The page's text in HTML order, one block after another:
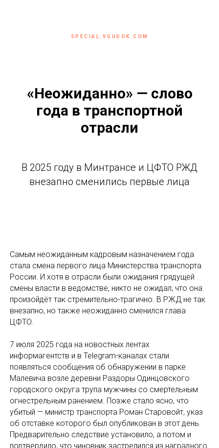
SPECIAL.VGUDOK.COM
«Неожиданно» — слово
года в транспортной
отрасли
В 2025 году в Минтрансе и ЦФТО РЖД
внезапно сменились первые лица
Самым неожиданным кадровым назначением года
стала смена первого лица Министерства транспорта
России. И хотя в отрасли были ожидания грядущей
смены власти в ведомстве, никто не ожидал, что она
произойдёт так стремительно-трагично. В РЖД не так
внезапно, но также неожиданно сменился глава
ЦФТО.
7 июля 2025 года на новостных лентах
информагентств и в Telegram-каналах стали
появляться сообщения об обнаружении в парке
Малевича возле деревни Раздоры Одинцовского
городского округа трупа мужчины со смертельным
огнестрельным ранением. Позже стало ясно, что
убитый — министр транспорта Роман Старовойт, указ
об отставке которого был опубликован в этот день.
Предварительно следствие установило, а потом и
подтвердило, что чиновник застрелился из наградного